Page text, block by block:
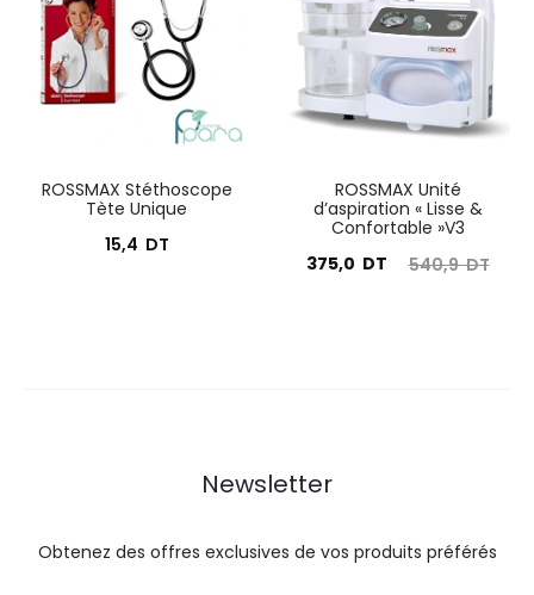
149,0
DT.
114,0
DT.
71,0
DT.
ROSSMAX Stéthoscope
Tète Unique
15,4 DT
ROSSMAX Unité
d’aspiration « Lisse &
Confortable »V3
540,9DT
Le
375,0 DT
Newsletter
Obtenez des offres exclusives de vos produits préférés